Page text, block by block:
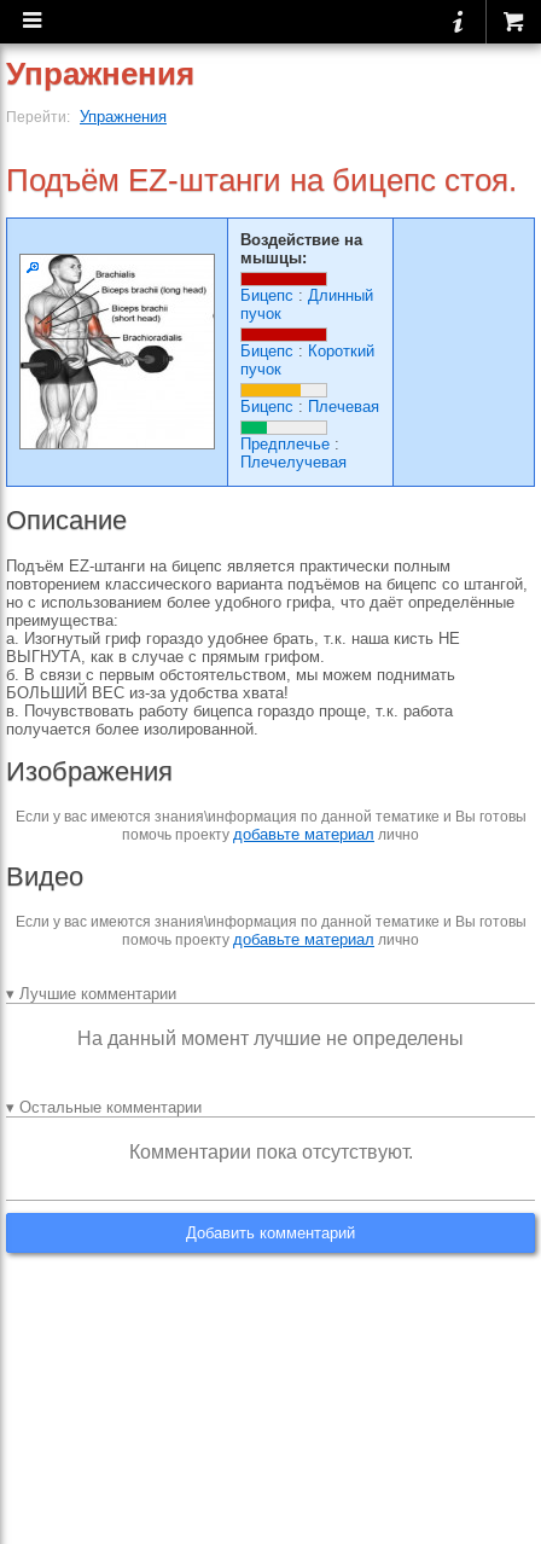
Упражнения
Перейти: Упражнения
Подъём EZ-штанги на бицепс стоя.
Воздействие на
мышцы:
Бицепс : Длинный
пучок
Бицепс : Короткий
пучок
Бицепс : Плечевая
Предплечье :
Плечелучевая
Описание
Подъём EZ-штанги на бицепс является практически полным
повторением классического варианта подъёмов на бицепс со штангой,
но с использованием более удобного грифа, что даёт определённые
преимущества:
а. Изогнутый гриф гораздо удобнее брать, т.к. наша кисть НЕ
ВЫГНУТА, как в случае с прямым грифом.
б. В связи с первым обстоятельством, мы можем поднимать
БОЛЬШИЙ ВЕС из-за удобства хвата!
в. Почувствовать работу бицепса гораздо проще, т.к. работа
получается более изолированной.
Изображения
Если у вас имеются знания\информация по данной тематике и Вы готовы
помочь проекту добавьте материал лично
Видео
Если у вас имеются знания\информация по данной тематике и Вы готовы
помочь проекту добавьте материал лично
▾ Лучшие комментарии
На данный момент лучшие не определены
▾ Остальные комментарии
Комментарии пока отсутствуют.
Добавить комментарий